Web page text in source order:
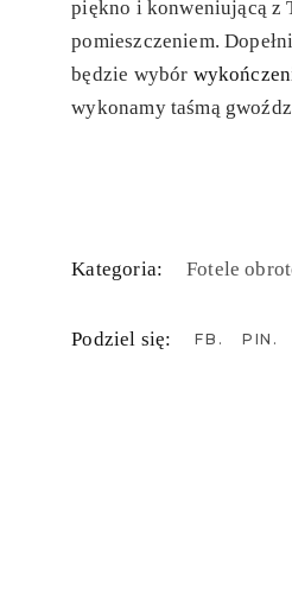
piękno i konweniującą z
pomieszczeniem.
będzie wybór
wykonamy taśmą
Kategoria: Fotele
Podziel się: FB PIN